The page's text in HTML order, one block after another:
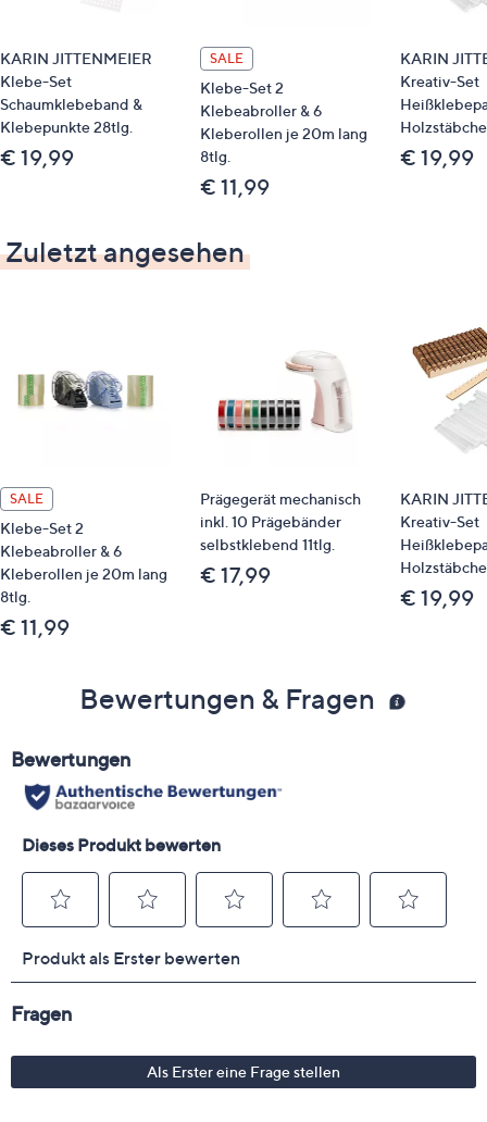
KARIN JITTENMEIER
Klebe-Set
Schaumklebeband &
Klebepunkte 28tlg.
€ 19,99
SALE
Klebe-Set 2
Klebeabroller & 6
Kleberollen je 20m lang
8tlg.
€ 11,99
KARIN
Kreativ-Set
€ 19,99
Zuletzt angesehen
SALE
Klebe-Set 2
Klebeabroller & 6
Kleberollen je 20m lang
8tlg.
€ 11,99
Prägegerät mechanisch
inkl. 10 Prägebänder
selbstklebend 11tlg.
€ 17,99
KARIN
Kreativ-Set
€ 19,99
Bewertungen & Fragen